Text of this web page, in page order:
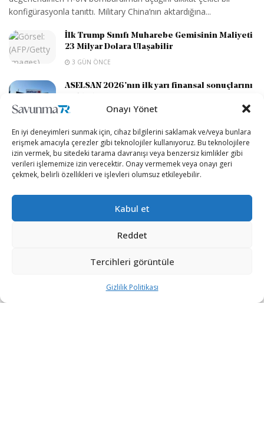
Onayı Yönet
En iyi deneyimleri sunmak için, cihaz bilgilerini saklamak ve/veya bunlara
erişmek amacıyla çerezler gibi teknolojiler kullanıyoruz. Bu teknolojilere
izin vermek, bu sitedeki tarama davranışı veya benzersiz kimlikler gibi
verileri işlememize izin verecektir. Onay vermemek veya onayı geri
çekmek, belirli özellikleri ve işlevleri olumsuz etkileyebilir.
Kabul et
Reddet
Tercihleri görüntüle
Gizlilik Politikası
konfigürasyonla tanıttı. Military China’nın aktardığına...
İlk Trump Sınıfı Muharebe Gemisinin Maliyeti
23 Milyar Dolara Ulaşabilir
3 GÜN ÖNCE
ASELSAN 2026’nın ilk yarı finansal sonuçlarını
4 GÜN ÖNCE
İsrail’den Yerli Stealth Savaş Uçağı ve F-35
Esintili İHA Hedefi
5 GÜN ÖNCE